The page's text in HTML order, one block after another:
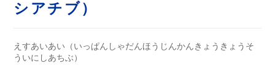
シアチブ）
えすあいあい（いっぱんしゃだんほうじんかんきょうきょうそ
ういにしあちぶ）